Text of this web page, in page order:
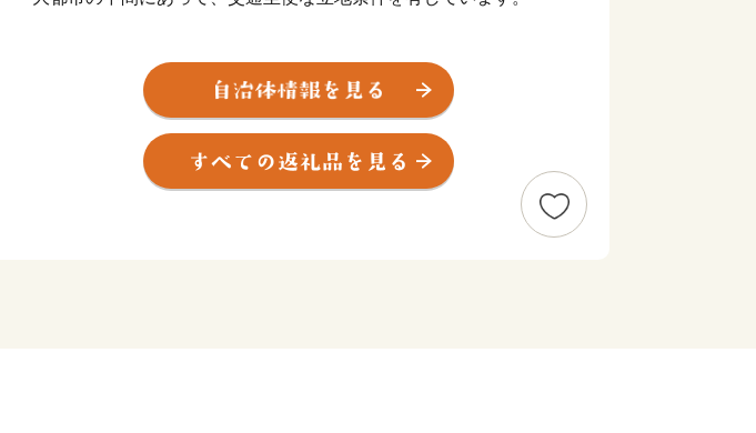
市の北部地域には木津川・宇治川・桂川の三川合流域があり、約
1.4kmにわたり桜が楽しめる背割堤、国宝に指定された「石清水八
幡宮」、といった様々な自然・歴史環境があります。
また、南部地域は新名神高速道路などの広域交通網が整備される
中、新たな市街地の整備が進みつつあります。